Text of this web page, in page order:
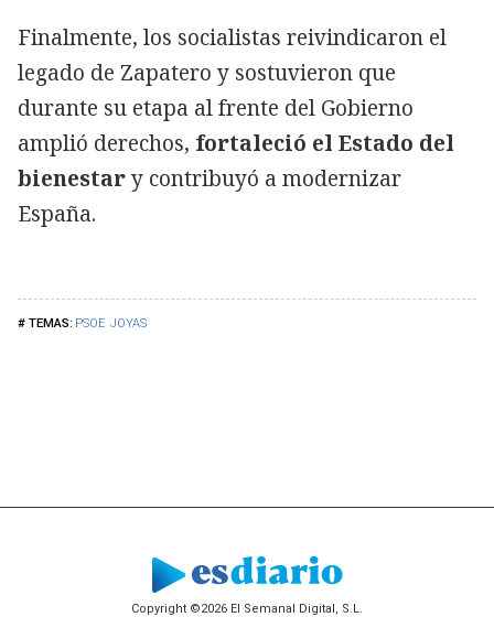
PSOE JOYAS
Finalmente, los socialistas reivindicaron el
legado de Zapatero y sostuvieron que
durante su etapa al frente del Gobierno
amplió derechos, fortaleció el Estado del
bienestary contribuyó a modernizar
España.
Copyright ©2026 El Semanal Digital, S.L.